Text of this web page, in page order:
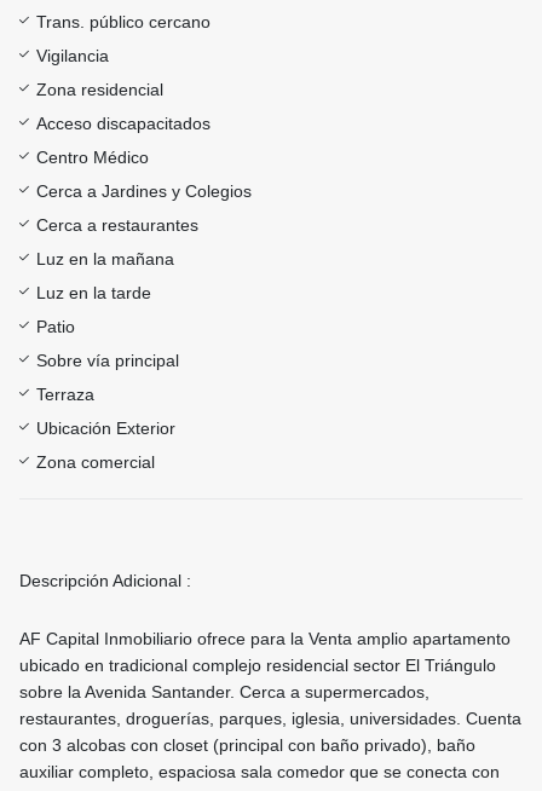
Trans. público cercano
Vigilancia
Zona residencial
Acceso discapacitados
Centro Médico
Cerca a Jardines y Colegios
Cerca a restaurantes
Luz en la mañana
Luz en la tarde
Patio
Sobre vía principal
Terraza
Ubicación Exterior
Zona comercial
Descripción Adicional :
AF Capital Inmobiliario ofrece para la Venta amplio apartamento
ubicado en tradicional complejo residencial sector El Triángulo
sobre la Avenida Santander. Cerca a supermercados,
restaurantes, droguerías, parques, iglesia, universidades. Cuenta
con 3 alcobas con closet (principal con baño privado), baño
auxiliar completo, espaciosa sala comedor que se conecta con